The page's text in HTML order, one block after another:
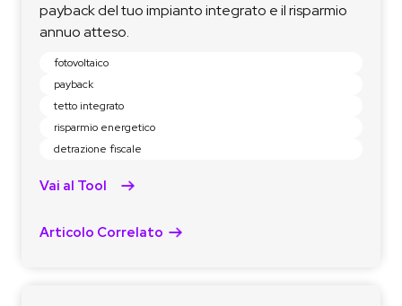
payback del tuo impianto integrato e il risparmio
annuo atteso.
fotovoltaico
payback
tetto integrato
risparmio energetico
detrazione fiscale
Vai al Tool
Articolo Correlato